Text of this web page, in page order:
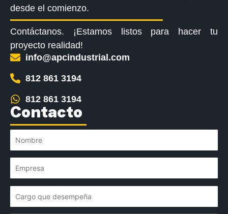
desde el comienzo.
Contáctanos. ¡Estamos listos para hacer tu
proyecto realidad!
info@apcindustrial.com
812 861 3194
812 861 3194
Contacto